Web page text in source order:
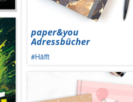
paper&you
Adressbücher
#Häfft